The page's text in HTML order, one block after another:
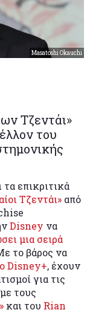
Masatoshi Okauchi
Τζεντάι»
του
τα επικριτικά
Τζεντάι» από
Disney να
μια σειρά
το βάρος να
Disney+, έχουν
για τις
τους
και του Rian